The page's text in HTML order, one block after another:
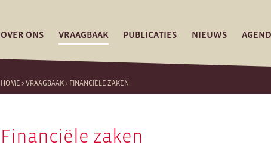
OVER ONS VRAAGBAAK PUBLICATIES NIEUWS
HOME >VRAAGBAAK> FINANCIËLE ZAKEN
Financiële zaken